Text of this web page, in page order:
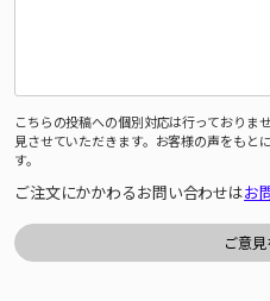
こちらの投稿への個別対応は行っておりま
見させていただきます。お客様の声をもと
す。
ご注文にかかわるお問い合わせはお